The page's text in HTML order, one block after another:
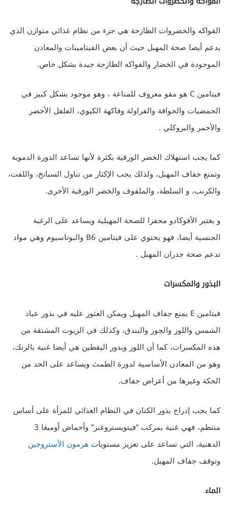
الفواكه والخضروات الطازجة هي جزء من نظام غذائي متوازن الذي
يدعم أيضا صحة المهبل حيث أن بعض الفيتامينات والمعادن
الموجودة في الخضار والفواكه الطازجة جيدة بشكل خاص.
فيتامين C هو مقو معروف للمناعة ، وهو موجود بشكل كبير في
الحمضيات والجوافة والفراولة وفاكهة الكيوي، الفلفل الأخضر
والأحمر والبروكلي .
كما يجب استهلاك الخضر الورقية بكثرة لأنها تساعد الدورة الدموية
وتمنع جفاف المهبل، ولذلك يجب الإكثار من تناول السبانخ، واللفت،
والكرنب، و السلطة، والملفوف والخضر الورقية الأخرى.
و يعتبر الأفوكادو محفزا للصحة المهبلية ويساعد على الرغبة
الجنسية أيضا، فهو يحتوي على فيتامين B6 والبوتاسيوم وهي مواد
تدعم صحة جدران المهبل .
البذور والمكسرات
فيتامين E يمنع جفاف المهبل ويمكن العثور عليه في بذور عباد
الشمس واللوز والجوز والبندق، وكذلك في الزيوت المشتقة من
هذه المكسرات، كما أن اللوز وبذور اليقطين هي أيضا غنية بالزنك،
وهو من المعادن الأساسية لدورة الطمث ويساعد على الحد من
الحكة وغيرها من أعراض جفاف.
كما يجب إدراج بذور الكتان في النظام الغذائي للمرأة على أساس
منتظم، فهي غنية بمركب “فيتويستروغنز” وأحماض أوميغا 3
الدهنية، التي تساعد على تعزيز مستويات هرمون الأستروجين
وتوقف جفاف المهبل.
الماء